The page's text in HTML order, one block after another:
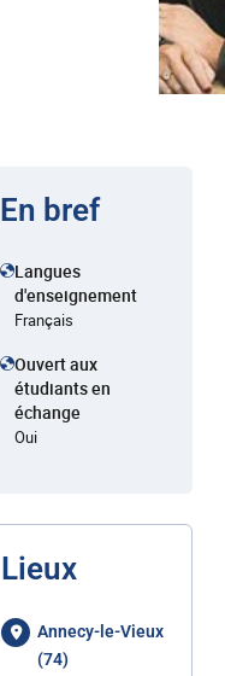
En bref
Langues
d'enseignement
Français
Ouvert aux
étudiants en
échange
Oui
Lieux
Annecy-le-Vieux
(74)